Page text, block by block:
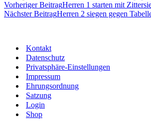
Vorheriger BeitragHerren 1 starten mit
Nächster BeitragHerren 2 siegen gegen
Kontakt
Datenschutz
Privatsphäre-Einstellungen
Impressum
Ehrungsordnung
Satzung
Login
Shop